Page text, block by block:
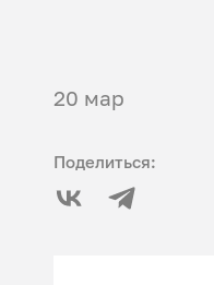
20 мар
Поделиться: